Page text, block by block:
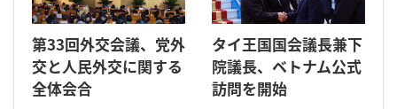
第33回外交会議、党外
交と人民外交に関する
全体会合
タイ王国国会議長兼下
院議長、ベトナム公式
訪問を開始